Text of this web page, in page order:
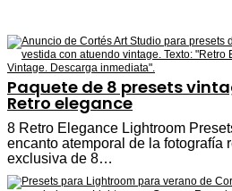
Paquete de 8 presets
Retro elegance
8 Retro Elegance Lightroom
encanto atemporal de la fotografía
exclusiva de 8…